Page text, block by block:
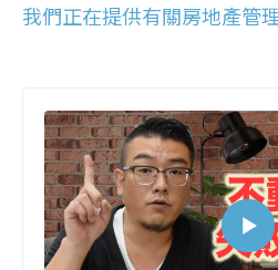
我們正在提供有關房地產管